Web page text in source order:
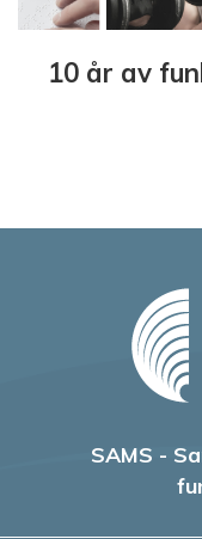
10 år av
SAMS -